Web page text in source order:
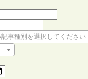
事種別を選択してください
選択してください